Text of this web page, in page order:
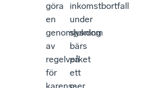
göra
en
genomlysning
av
regelverket
för
inkomstbortfall
under
sjukdom
bärs
på
ett